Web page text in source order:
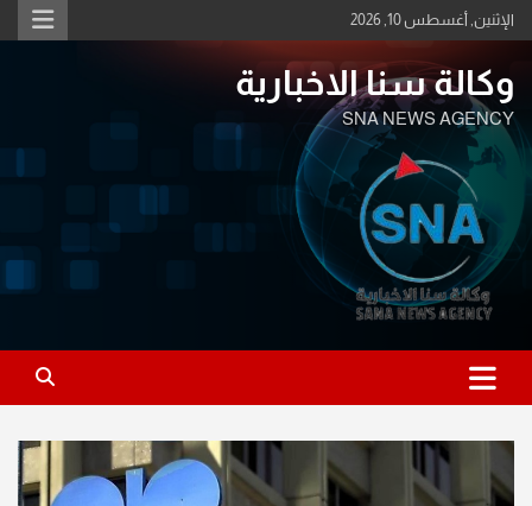
Skip
to
الإثنين, أغسطس 10, 2026
وكالة سنا الاخبارية
SNA NEWS AGENCY